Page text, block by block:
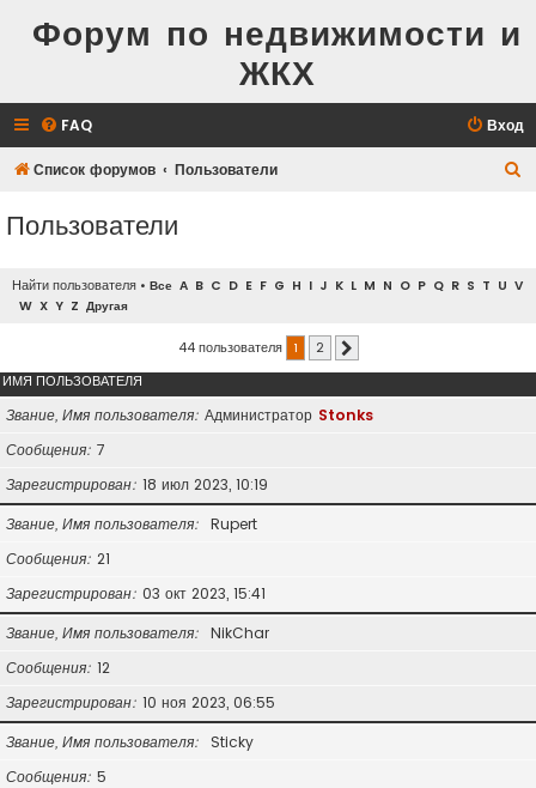
Форум по недвижимости и
ЖКХ
FAQ Вход
Список форумов Пользователи
Пользователи
Найти пользователя • Все A B C D E F G H I J K L M N O P Q R S T U V
W X Y Z Другая
44 пользователя 1 2
ИМЯ ПОЛЬЗОВАТЕЛЯ
Звание, Имя пользователя Администратор Stonks
Сообщения 7
Зарегистрирован 18 июл 2023, 10:19
Звание, Имя пользователя
Rupert
Сообщения 21
Зарегистрирован 03 окт 2023, 15:41
Звание, Имя пользователя
NikChar
Сообщения 12
Зарегистрирован 10 ноя 2023, 06:55
Звание, Имя пользователя
Sticky
Сообщения 5